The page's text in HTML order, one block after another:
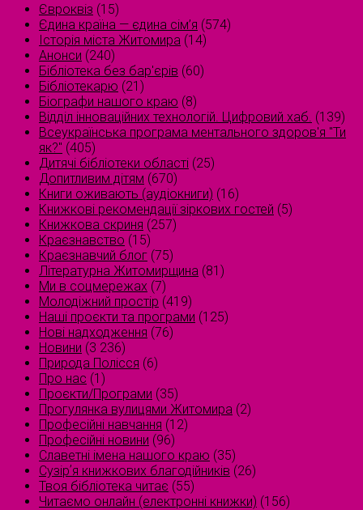
Євроквіз (15)
Єдина країна — єдина сім’я (574)
Історія міста Житомира (14)
Анонси (240)
Бібліотека без бар'єрів (60)
Бібліотекарю (21)
Біографи нашого краю (8)
Відділ інноваційних технологій. Цифровий хаб. (139)
Всеукраїнська програма ментального здоров'я "Ти
як?" (405)
Дитячі бібліотеки області (25)
Допитливим дітям (670)
Книги оживають (аудіокниги) (16)
Книжкові рекомендації зіркових гостей (5)
Книжкова скриня (257)
Краєзнавство (15)
Краєзнавчий блог (75)
Літературна Житомирщина (81)
Ми в соцмережах (7)
Молодіжний простір (419)
Наші проєкти та програми (125)
Нові надходження (76)
Новини (3 236)
Природа Полісся (6)
Про нас (1)
Проєкти/Програми (35)
Прогулянка вулицями Житомира (2)
Професійні навчання (12)
Професійні новини (96)
Славетні імена нашого краю (35)
Сузірʼя книжкових благодійників (26)
Твоя бібліотека читає (55)
Читаємо онлайн (електронні книжки) (156)